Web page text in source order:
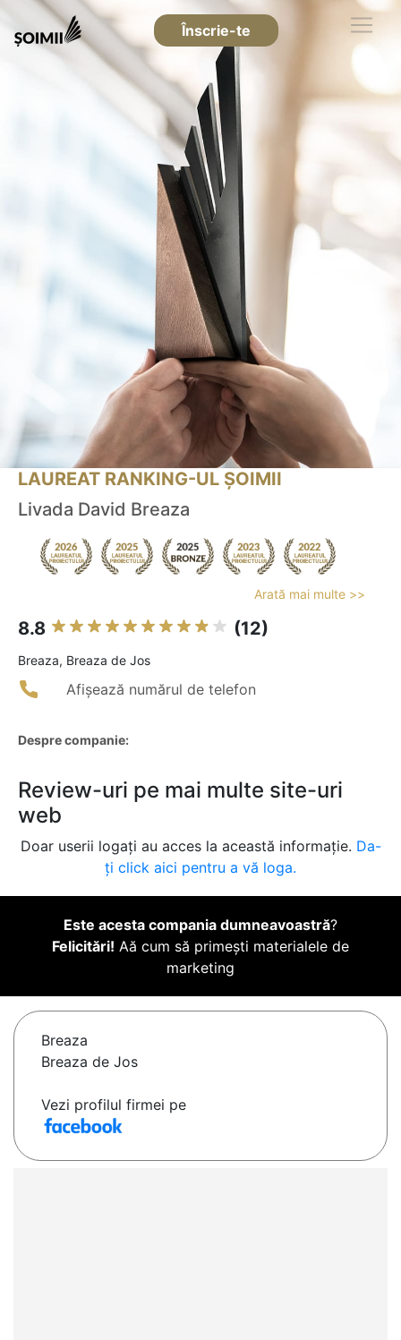
Înscrie-te
LAUREAT RANKING-UL ȘOIMII
Livada David Breaza
Arată mai multe >>
8.8 (12)
Breaza, Breaza de Jos
Afișează numărul de telefon
Despre companie:
Review-uri pe mai multe site-uri
web
Doar userii logați au acces la această informație. Da-
ți click aici pentru a vă loga.
Este acesta compania dumneavoastră?
Felicitări! Aă cum să primești materialele de
marketing
Breaza
Breaza de Jos
Vezi profilul firmei pe